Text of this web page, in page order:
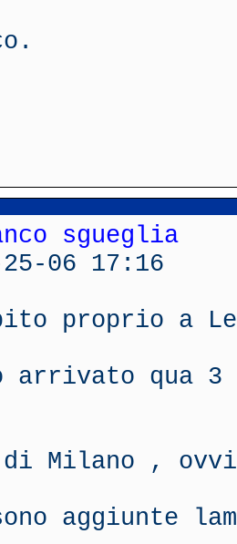
sgueglia
06 17:16
proprio a
arrivato qua
Milano ,
aggiunte